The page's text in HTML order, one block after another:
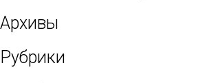
Архивы
Рубрики